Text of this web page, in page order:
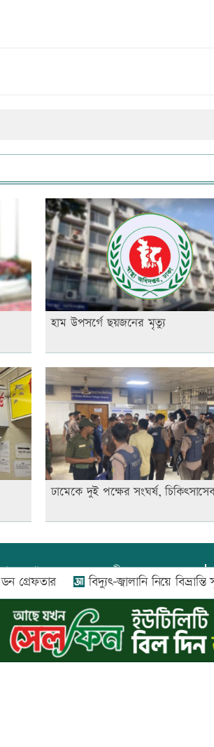
হাম উপসর্গে ছয়জনের মৃত্যু
ঢামেকে দুই পক্ষের সংঘর্ষ,
সম্পাদক:আফজাল বারী
আফরিন কর্তৃক সম্পাদিত ও প্রকাশিত
৬ষ্ঠতলা, আল রাজী কমপ্লেক্স, ১৬৬-১৬৭
ইসলাম সরণি, পুরানা পল্টন, ঢাকা-১০০০
বিদ্যুৎ-জ্বালানি নিয়ে বিভ্রান্তি সৃষ্টি করা